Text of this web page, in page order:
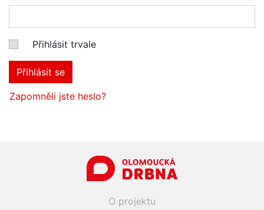
Přihlásit trvale
Přihlásit se
Zapomněli jste heslo?
O projektu